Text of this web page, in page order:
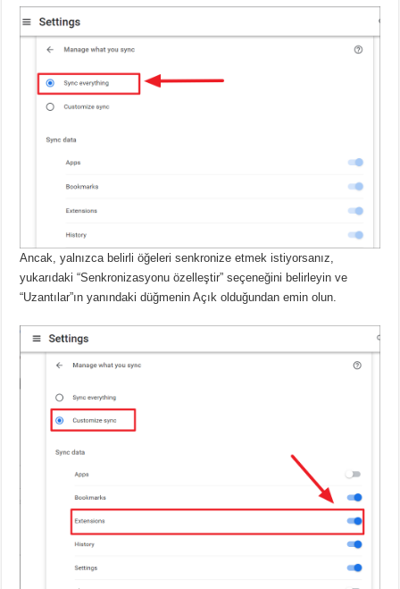
Ancak, yalnızca belirli öğeleri senkronize etmek istiyorsanız,
yukarıdaki “Senkronizasyonu özelleştir” seçeneğini belirleyin ve
“Uzantılar”ın yanındaki düğmenin Açık olduğundan emin olun.